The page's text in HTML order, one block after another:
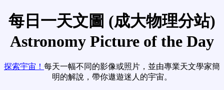
每日一天文圖 (成大物理分站)
Astronomy Picture of the Day
探索宇宙！ 每天一幅不同的影像或照片，並由專業天文學家簡
明的解說，帶你遨遊迷人的宇宙。